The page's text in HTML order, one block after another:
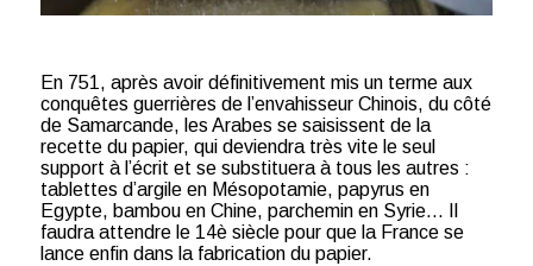
En 751, après avoir définitivement mis un terme aux
conquêtes guerrières de l’envahisseur Chinois, du côté
de Samarcande, les Arabes se saisissent de la
recette du papier, qui deviendra très vite le seul
support à l’écrit et se substituera à tous les autres :
tablettes d’argile en Mésopotamie, papyrus en
Egypte, bambou en Chine, parchemin en Syrie… Il
faudra attendre le 14è siècle pour que la France se
lance enfin dans la fabrication du papier.